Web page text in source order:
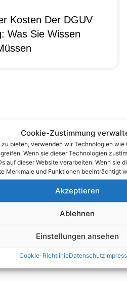
Cookie-Zustimmung
zu bieten, verwenden wir Technologien
Wenn sie dieser Technologien
auf dieser Website verarbeiten. Wenn sie
Merkmale und Funktionen beeinträchtigt
Akzeptieren
Ablehnen
Einstellungen ansehen
Cookie-RichtlinieDatenschutz
Kosten Der DGUV
Was Sie Wissen